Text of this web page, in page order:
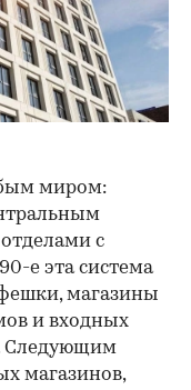
миром:
с
е эта система
магазины
и входных
Следующим
магазинов,